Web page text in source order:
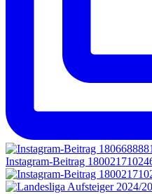
Instagram-Beitrag